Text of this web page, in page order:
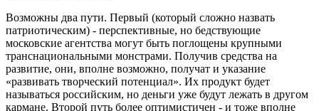
Возможны два пути. Первый (который сложно назвать
патриотическим) - перспективные, но бедствующие
московские агентства могут быть поглощены крупными
транснациональными монстрами. Получив средства на
развитие, они, вполне возможно, получат и указание
«развивать творческий потенциал». Их продукт будет
называться российским, но деньги уже будут лежать в другом
кармане. Второй путь более оптимистичен - и тоже вполне